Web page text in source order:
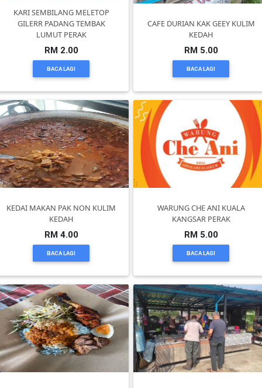
KARI SEMBILANG MELETOP
GILERR PADANG TEMBAK
LUMUT PERAK
RM 2.00
BACA LAGI
CAFE DURIAN KAK GEEY KULIM
KEDAH
RM 5.00
BACA LAGI
KEDAI MAKAN PAK NON KULIM
KEDAH
RM 4.00
BACA LAGI
WARUNG CHE ANI KUALA
KANGSAR PERAK
RM 5.00
BACA LAGI
PERCUTIAN
PELANCONGAN(1)
RUMAH
&
BARANG
PERIBADI(4)
PEKERJAAN(0)
SERVIS(17)
BENDA(1)
LAIN-
LAIN
KEPERLUAN(16)
SELECT
NEGERI